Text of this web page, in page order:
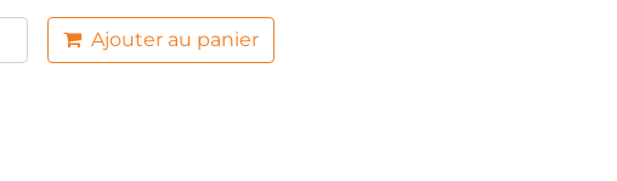
Ajouter au panier